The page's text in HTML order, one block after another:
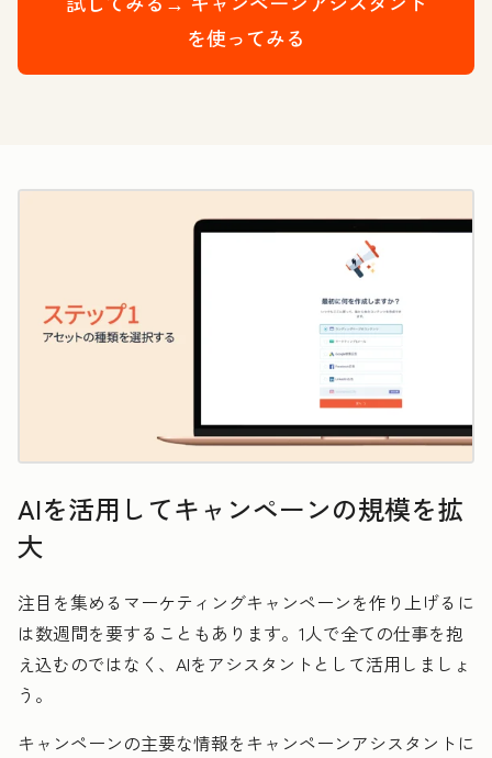
を使ってみる
AIを活用してキャンペーンの規模を拡
大
注目を集めるマーケティングキャンペーンを作り上げるに
は数週間を要することもあります。1人で全ての仕事を抱
え込むのではなく、AIをアシスタントとして活用しましょ
う。
キャンペーンの主要な情報をキャンペーンアシスタントに